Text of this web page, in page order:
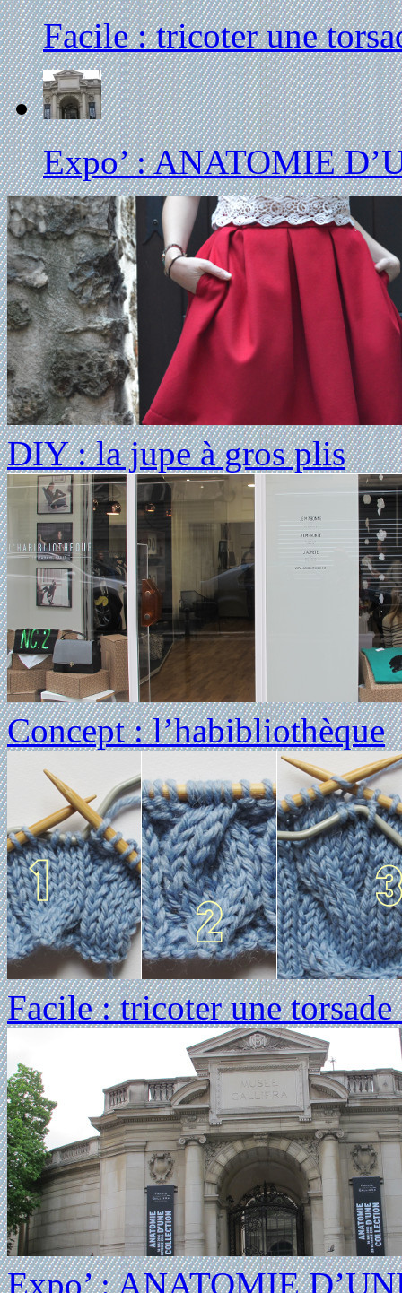
Facile : tricoter une
Expo’ : ANATOMIE
DIY : la jupe à gros plis
Concept : l’habibliothèque
Facile : tricoter une
Expo’ : ANATOMIE